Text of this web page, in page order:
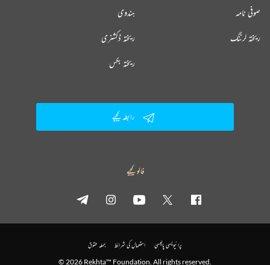
ہندوی صوفی نامہ
ریختہ ڈکشنری ریختہ لرننگ
ریختہ بکس
رابطہ کیجیے
فالو کیجیے
پرائیویسی پالیسی استعمال کی شرائط جملہ حقوق
© 2026 Rekhta™ Foundation. All rights reserved.